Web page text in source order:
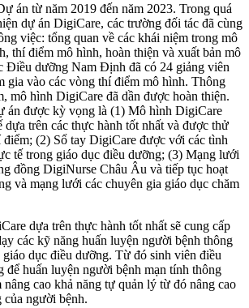
án từ năm 2019 đến năm 2023. Trong quá
dự án DigiCare, các trường đối tác đã cùng
việc: tổng quan về các khái niệm trong mô
thí điểm mô hình, hoàn thiện và xuất bản mô
Điều dưỡng Nam Định đã có 24 giảng viên
gia vào các vòng thí điểm mô hình. Thông
mô hình DigiCare đã dần được hoàn thiện.
án được kỳ vọng là (1) Mô hình DigiCare
trên các thực hành tốt nhất và được thử
điểm; (2) Sổ tay DigiCare được với các tình
tế trong giáo dục điều dưỡng; (3) Mạng lưới
đồng DigiNurse Châu Âu và tiếp tục hoạt
và mạng lưới các chuyên gia giáo dục chăm
dựa trên thực hành tốt nhất sẽ cung cấp
các kỹ năng huấn luyện người bệnh thông
dục điều dưỡng. Từ đó sinh viên điều
để huấn luyện người bệnh mạn tính thông
nâng cao khả năng tự quản lý từ đó nâng cao
của người bệnh.